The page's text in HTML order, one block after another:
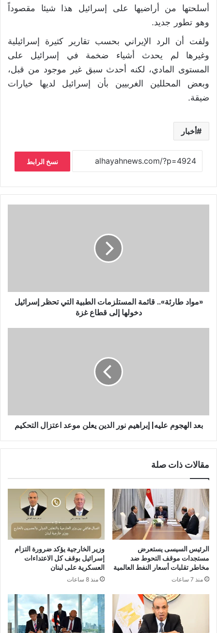
أسلحتها من أراضيها على إسرائيل هذا شيئا مقصوداً
وهو تطور جديد.
ولفت أن الرد الإيراني بحسب تقارير كثيرة إسرائيلية
وغيرها لم يحدث أشياء ضخمة في إسرائيل على
المستوى المادي، لكنه أحدث سبق غير موجود من قبل،
وبعض المحللين الغربيين بأن إسرائيل لديها خيارات
ضيقة.
أخبار
نسخ الرابط
«مواد طارئة».. قائمة المستلزمات الطبية التي تحظر إسرائيل
دخولها إلى قطاع غزة
بعد الهجوم عليه| إبراهيم نور الدين يعلن موعد اعتزال التحكيم
مقالات ذات صلة
الرئيس السيسى يستعرض
مستجدات موقف التحوط ضد
مخاطر تقلبات أسعار النفط العالمية
منذ 7 ساعات
وزير الخارجية يؤكد ضرورة التزام
إسرائيل بوقف كل الاعتداءات
العسكرية على لبنان
منذ 8 ساعات